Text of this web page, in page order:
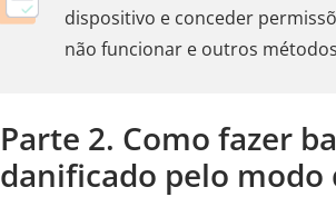
dispositivo e conceder
não funcionar e outros
Parte 2. Como fazer
danificado pelo